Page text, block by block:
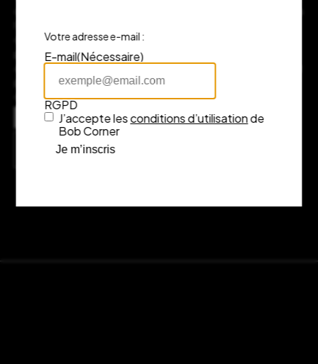
chaque marque incarne l’excellence du design. Notre équipe
passionnée sera là pour vous guider et vous conseiller. Si vous
avez des questions ou souhaitez plus d’informations, n’hésitez
pas à nous contacter, nous serons ravis de vous accompagner
dans votre expérience d’achat.
Adresse
7 rue Fénelon, 33000 Bordeaux
Consulter l’itinéraire sur Google Maps
Votre adresse e-mail :
E-mail(Nécessaire)
RGPD
J’accepte lesconditions d’utilisationde
Bob Corner
Je m’inscris